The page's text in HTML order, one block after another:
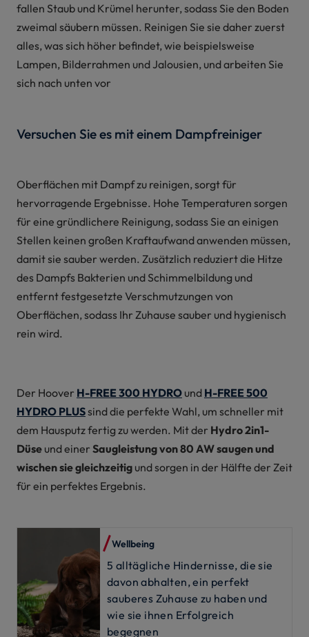
fallen Staub und Krümel herunter, sodass Sie den Boden
zweimal säubern müssen. Reinigen Sie sie daher zuerst
alles, was sich höher befindet, wie beispielsweise
Lampen, Bilderrahmen und Jalousien, und arbeiten Sie
sich nach unten vor
Versuchen Sie es mit einem Dampfreiniger
Oberflächen mit Dampf zu reinigen, sorgt für
hervorragende Ergebnisse. Hohe Temperaturen sorgen
für eine gründlichere Reinigung, sodass Sie an einigen
Stellen keinen großen Kraftaufwand anwenden müssen,
damit sie sauber werden. Zusätzlich reduziert die Hitze
des Dampfs Bakterien und Schimmelbildung und
entfernt festgesetzte Verschmutzungen von
Oberflächen, sodass Ihr Zuhause sauber und hygienisch
rein wird.
Der Hoover H-FREE 300 HYDRO und H-FREE 500
HYDRO PLUSsind die perfekte Wahl, um schneller mit
dem Hausputz fertig zu werden. Mit der Hydro 2in1-
Düse und einer Saugleistung von 80 AWsaugen und
wischen sie gleichzeitig und sorgen in der Hälfte der Zeit
für ein perfektes Ergebnis.
Wellbeing
5 alltägliche Hindernisse, die sie
davon abhalten, ein perfekt
sauberes Zuhause zu haben und
wie sie ihnen Erfolgreich
begegnen